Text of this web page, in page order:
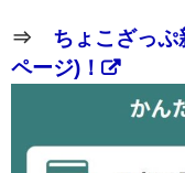
⇒ ちょこざっ
ページ)！